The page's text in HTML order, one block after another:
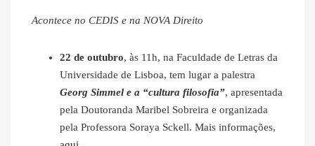
Acontece no CEDIS e na NOVA Direito
22 de outubro, às 11h, na Faculdade de Letras da
Universidade de Lisboa, tem lugar a palestra
Georg Simmel e a “cultura filosofia”, apresentada
pela Doutoranda Maribel Sobreira e organizada
pela Professora Soraya Sckell. Mais informações,